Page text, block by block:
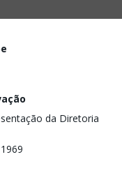
da Diretoria